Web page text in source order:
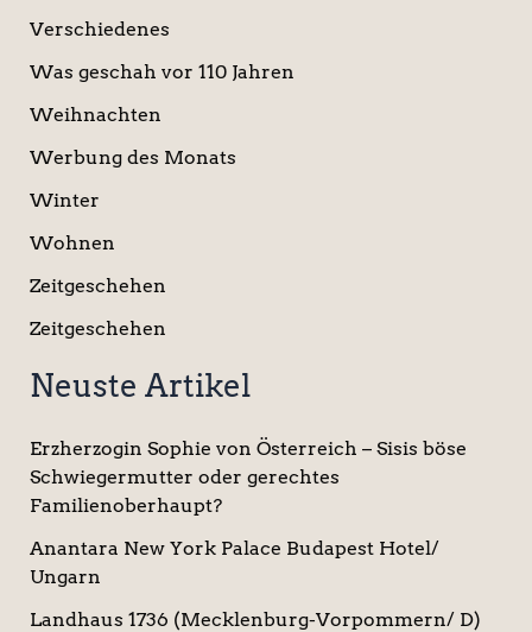
Verschiedenes
Was geschah vor 110 Jahren
Weihnachten
Werbung des Monats
Winter
Wohnen
Zeitgeschehen
Zeitgeschehen
Neuste Artikel
Erzherzogin Sophie von Österreich – Sisis böse
Schwiegermutter oder gerechtes
Familienoberhaupt?
Anantara New York Palace Budapest Hotel/
Ungarn
Landhaus 1736 (Mecklenburg-Vorpommern/ D)